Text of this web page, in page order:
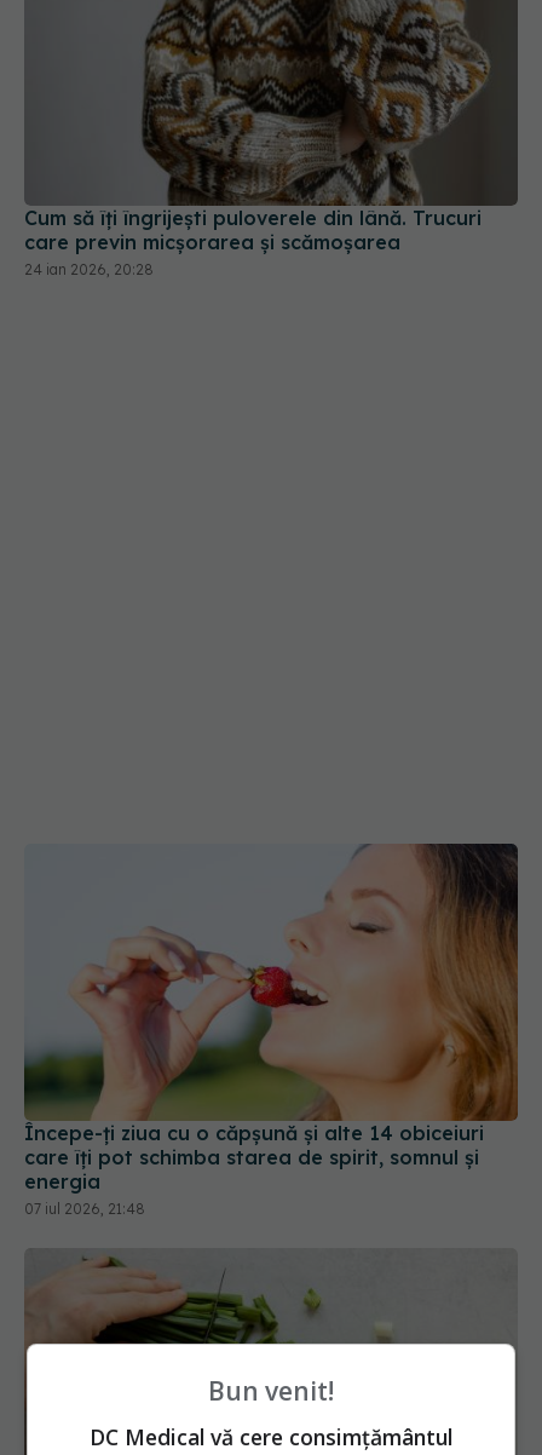
Cum să îți îngrijești puloverele din lână. Trucuri
care previn micșorarea și scămoșarea
24 ian 2026, 20:28
Începe-ți ziua cu o căpșună și alte 14 obiceiuri
care îți pot schimba starea de spirit, somnul și
energia
07 iul 2026, 21:48
Bun venit!
DC Medical vă cere consimțământul